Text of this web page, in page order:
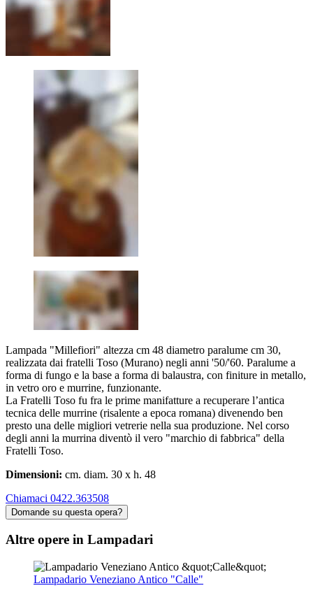
Lampada "Millefiori" altezza cm 48 diametro paralume cm 30,
realizzata dai fratelli Toso (Murano) negli anni '50/'60. Paralume a
forma di fungo e la base a forma di balaustra, con finiture in metallo,
in vetro oro e murrine, funzionante.
La Fratelli Toso fu fra le prime manifatture a recuperare l’antica
tecnica delle murrine (risalente a epoca romana) divenendo ben
presto una delle migliori vetrerie nella sua produzione. Nel corso
degli anni la murrina diventò il vero "marchio di fabbrica" della
Fratelli Toso.
Dimensioni: cm. diam. 30 x h. 48
Chiamaci 0422.363508
Domande su questa opera?
Altre opere in Lampadari
Lampadario Veneziano Antico "Calle"